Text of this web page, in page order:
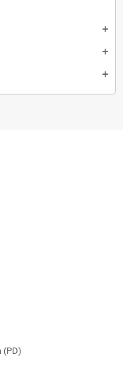
add
add
add
(PD)